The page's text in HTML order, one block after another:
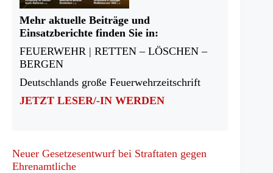
Mehr aktuelle Beiträge und
Einsatzberichte finden Sie in:
FEUERWEHR | RETTEN – LÖSCHEN –
BERGEN
Deutschlands große Feuerwehrzeitschrift
JETZT LESER/-IN WERDEN
Neuer Gesetzesentwurf bei Straftaten gegen
Ehrenamtliche